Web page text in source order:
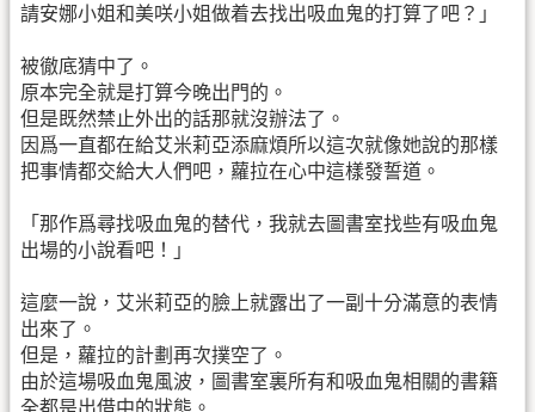
請安娜小姐和美咲小姐做着去找出吸血鬼的打算了吧？」
被徹底猜中了。
原本完全就是打算今晚出門的。
但是既然禁止外出的話那就沒辦法了。
因爲一直都在給艾米莉亞添麻煩所以這次就像她說的那樣
把事情都交給大人們吧，蘿拉在心中這樣發誓道。
「那作爲尋找吸血鬼的替代，我就去圖書室找些有吸血鬼
出場的小說看吧！」
這麼一說，艾米莉亞的臉上就露出了一副十分滿意的表情
出來了。
但是，蘿拉的計劃再次撲空了。
由於這場吸血鬼風波，圖書室裏所有和吸血鬼相關的書籍